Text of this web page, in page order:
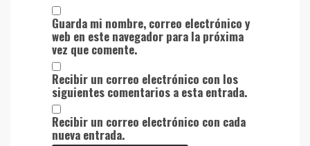
Guarda mi nombre, correo electrónico y
web en este navegador para la próxima
vez que comente.
Recibir un correo electrónico con los
siguientes comentarios a esta entrada.
Recibir un correo electrónico con cada
nueva entrada.